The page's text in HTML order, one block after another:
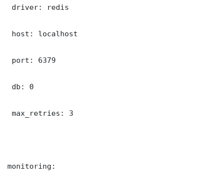
driver: redis
host: localhost
port: 6379
db: 0
max_retries: 3
monitoring: